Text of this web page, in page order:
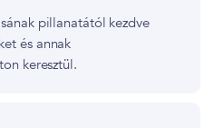
pillanatától kezdve
és annak
keresztül.